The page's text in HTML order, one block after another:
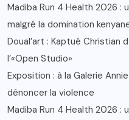
Madiba Run 4 Health 2026
malgré la domination
Doual’art : Kaptué Christian
l’«Open Studio»
Exposition : à la Galerie
dénoncer la violence
Madiba Run 4 Health 2026 :